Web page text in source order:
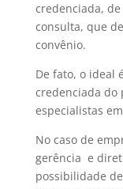
credenciada,
consulta, que
convênio.
De fato, o ideal
credenciada do
especialistas
No caso de
gerência e
possibilidade